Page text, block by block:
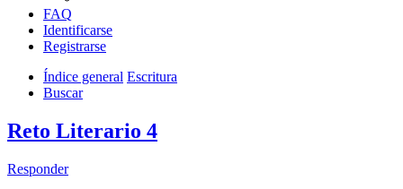
FAQ
Identificarse
Registrarse
Índice general Escritura
Buscar
Reto Literario 4
Responder